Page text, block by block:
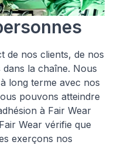
de nos clients, de nos
la chaîne. Nous
long terme avec nos
pouvons atteindre
à Fair Wear
Wear vérifie que
exerçons nos